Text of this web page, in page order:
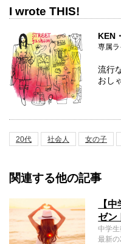
I wrote THIS!
KEN
専属
流行
おし
20代 社会人 女の子
関連する他の記事
【
ゼン
中学
最新